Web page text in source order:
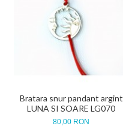
Bratara snur pandant argint
LUNA SI SOARE LG070
80,00 RON